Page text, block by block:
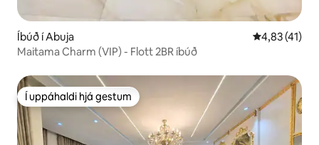
Íbúð í Abuja 4,83 af 5 í
4,83 (41)
Maitama Charm (VIP) - Flott 2BR íbúð
Í uppáhaldi hjá gestum
Í uppáhaldi hjá gestum